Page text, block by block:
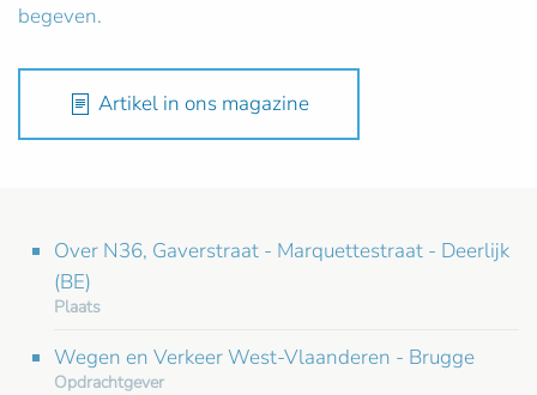
begeven.
Artikel in ons magazine
Over N36, Gaverstraat - Marquettestraat - Deerlijk
(BE)
Plaats
Wegen en Verkeer West-Vlaanderen - Brugge
Opdrachtgever